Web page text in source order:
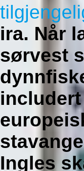
ira. Når
sørvest
Ingles